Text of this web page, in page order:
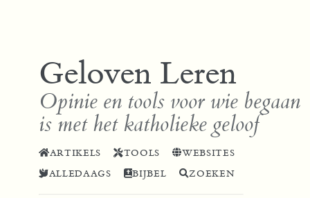
Geloven Leren
Opinie en tools voor wie begaan
is met het katholieke geloof
ARTIKELS TOOLS
WEBSITES
ALLEDAAGS
BIJBEL ZOEKEN